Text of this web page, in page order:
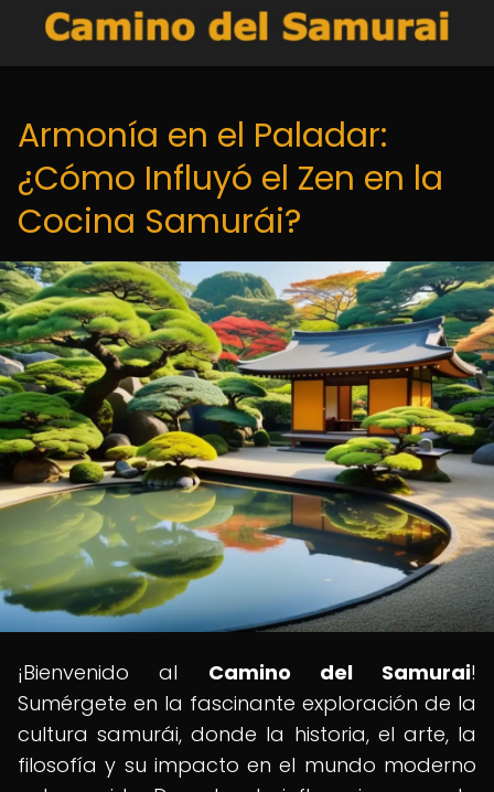
Armonía en el Paladar:
¿Cómo Influyó el Zen en la
Cocina Samurái?
¡Bienvenido al Camino del Samurai!
Sumérgete en la fascinante exploración de la
cultura samurái, donde la historia, el arte, la
filosofía y su impacto en el mundo moderno